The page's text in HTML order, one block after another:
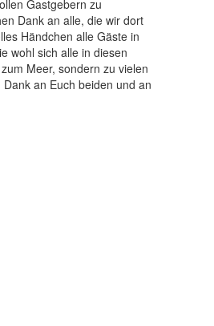
Gastgebern zu
Dank an alle, die wir dort
Händchen alle Gäste in
wohl sich alle in diesen
Meer, sondern zu vielen
an Euch beiden und an